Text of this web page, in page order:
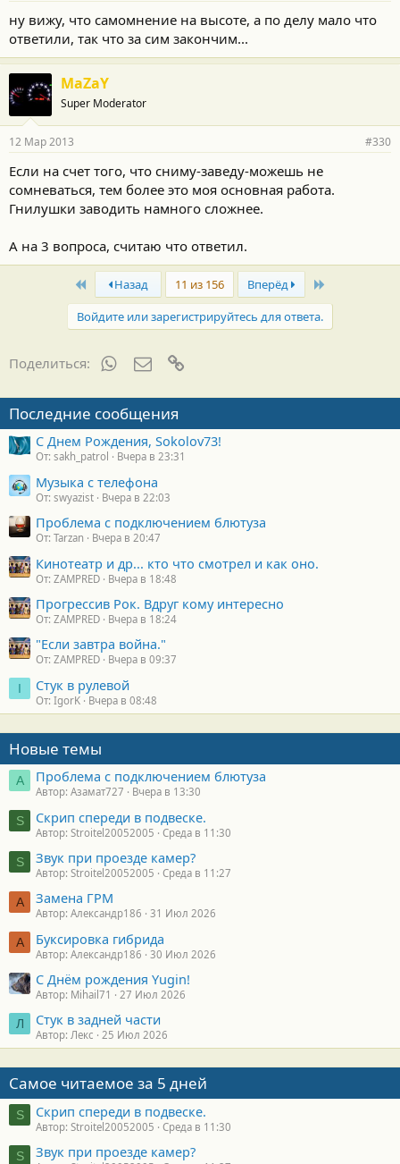
ну вижу, что самомнение на высоте, а по делу мало что
ответили, так что за сим закончим...
MaZaY
Super Moderator
12 Мар 2013 #330
Если на счет того, что сниму-заведу-можешь не
сомневаться, тем более это моя основная работа.
Гнилушки заводить намного сложнее.
А на 3 вопроса, считаю что ответил.
First Назад 11 из 156 Вперёд Last
Войдите или зарегистрируйтесь для ответа.
Поделиться: WhatsAppЭлектронная почта
Последние сообщения
С Днем Рождения, Sokolov73!
От: sakh_patrol Вчера в 23:31
Музыка с телефона
От: swyazist Вчера в 22:03
Проблема с подключением блютуза
От: Tarzan Вчера в 20:47
Кинотеатр и др... кто что смотрел и как оно.
От: ZAMPRED Вчера в 18:48
Прогрессив Рок. Вдруг кому интересно
От: ZAMPRED Вчера в 18:24
"Если завтра война."
От: ZAMPRED Вчера в 09:37
I Стук в рулевой
От: IgorK Вчера в 08:48
Новые темы
А Проблема с подключением блютуза
Автор: Азамат727 Вчера в 13:30
S Скрип спереди в подвеске.
Автор: Stroitel20052005 Среда в 11:30
S Звук при проезде камер?
Автор: Stroitel20052005 Среда в 11:27
А Замена ГРМ
Автор: Александр186 31 Июл 2026
А Буксировка гибрида
Автор: Александр186 30 Июл 2026
С Днём рождения Yugin!
Автор: Mihail71 27 Июл 2026
Л Стук в задней части
Автор: Лекс 25 Июл 2026
Самое читаемое за 5 дней
S Скрип спереди в подвеске.
Автор: Stroitel20052005 Среда в 11:30
S Звук при проезде камер?